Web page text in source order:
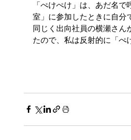
「ぺけぺけ」は、あだ名
室」に参加したときに自分
同じく出向社員の横瀬さん
たので、私は反射的に「ぺ